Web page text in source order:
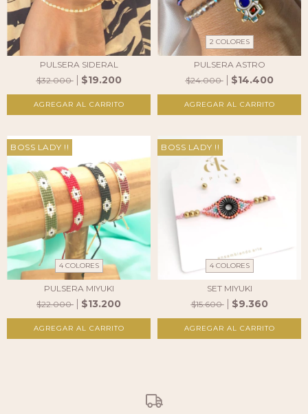
PULSERA SIDERAL
$32.000
$19.200
2 COLORES
PULSERA ASTRO
$24.000
$14.400
AGREGAR AL CARRITO
BOSS LADY !!
4 COLORES
PULSERA MIYUKI
$22.000
$13.200
AGREGAR AL CARRITO
BOSS LADY !!
4 COLORES
SET MIYUKI
$15.600
$9.360
AGREGAR AL CARRITO